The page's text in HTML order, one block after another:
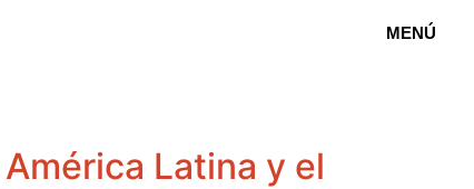
MENÚ
Latina y el